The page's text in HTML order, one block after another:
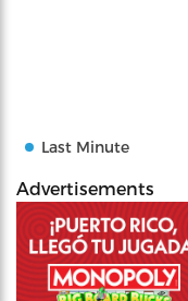
Last Minute
Advertisements